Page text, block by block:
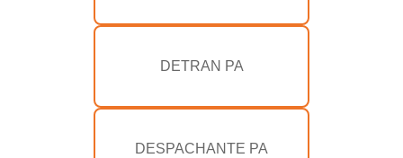
DETRAN PA
DESPACHANTE PA